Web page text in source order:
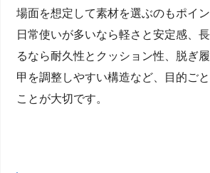
場面を想定して素材を選ぶのもポイン
日常使いが多いなら軽さと安定感、
るなら耐久性とクッション性、脱ぎ
甲を調整しやすい構造など、目的ご
ことが大切です。